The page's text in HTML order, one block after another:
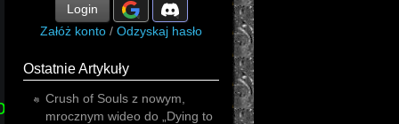
progressive
Login
Załóż konto / Odzyskaj hasło
Ostatnie Artykuły
Crush of Souls z nowym,
mrocznym wideo do „Dying to